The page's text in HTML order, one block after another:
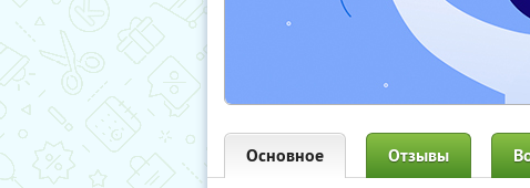
Основное Отзывы